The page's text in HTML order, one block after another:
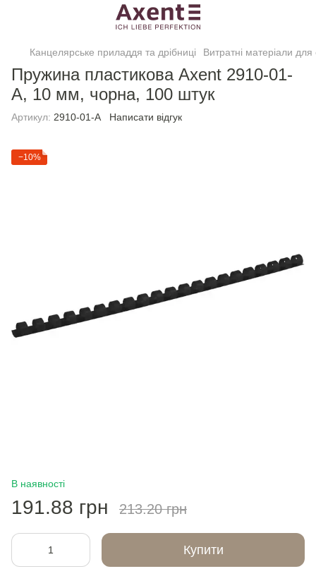
Канцелярське приладдя та дрібниці Витратні матеріали для
Пружина пластикова Axent 2910-01-
A, 10 мм, чорна, 100 штук
Артикул: 2910-01-A Написати відгук
−10%
В наявності
191.88 грн 213.20 грн
Купити